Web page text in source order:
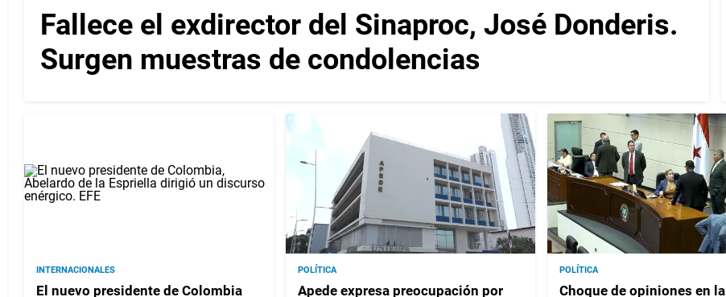
Fallece el exdirector del Sinaproc, José Donderis.
Surgen muestras de condolencias
INTERNACIONALES
El nuevo presidente de Colombia
POLÍTICA
Apede expresa preocupación por
POLÍTICA
Choque de opiniones en la